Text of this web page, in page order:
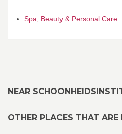
Spa, Beauty & Personal Care
NEAR
OTHER PLACES THAT